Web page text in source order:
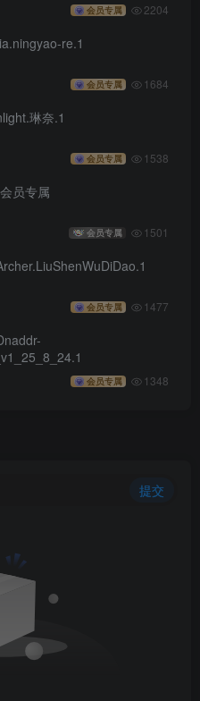
会员专属 2204
re.1
会员专属 1684
琳奈.1
会员专属 1538
员专属
会员专属 1501
会员专属 1477
会员专属 1348
提交